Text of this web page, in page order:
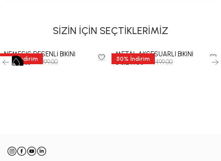
SİZİN İÇİN SEÇTİKLERİMİZ
35 %İndirim
NEMESIS DESENLİ BİKİNİ
₺ 7,799.35 ₺ 11,999.00 50% İndirim
METAL AKSESUARLI BİKİNİ
₺ 5,249.50₺ 10,499.00